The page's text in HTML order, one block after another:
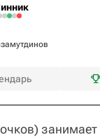
занимает